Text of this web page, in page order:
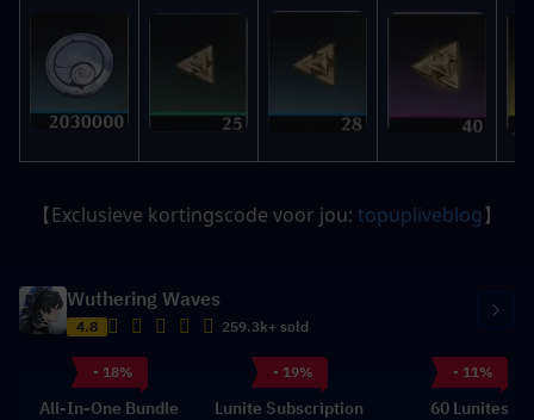
【Exclusieve kortingscode voor jou: topupliveblog】
Wuthering Waves
4.8 259.3k+ sold
- 18%
All-In-One Bundle
- 19%
Lunite Subscription
- 11%
60 Lunites